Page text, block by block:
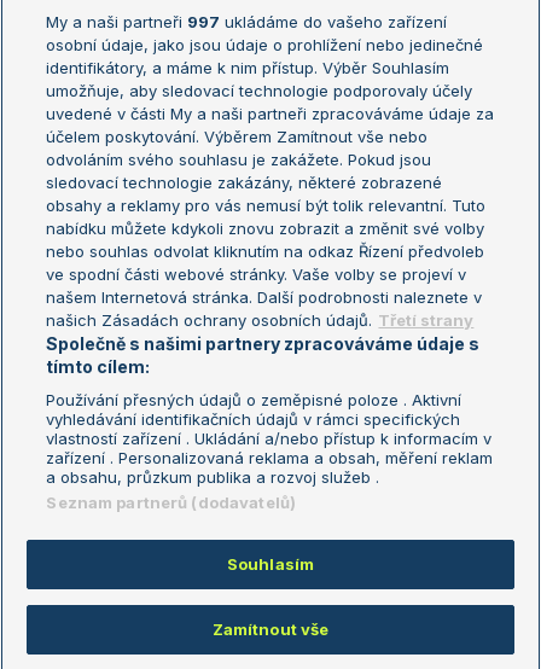
Žebříček ATP (muži)
Žebříček WTA (ženy)
Sázkařský žebříček
Australian Open
French Open
Wimbledon
US Open
Turnaj mistrů
Turnaj mistryň
Aktualní trendy
Fotbalové přestupy
Livesport Daily
LS Prague Open
Podmínky užití
Nastavení soukromí
GDPR a žurnalistika
Reklama
Kontakt
Informace o zpracování osobních
údajů
Copyright © 2008-2026 TenisPortal.cz. Využíváme zpravodajství ČTK.
My a naši partneři 997 ukládáme do vašeho zařízení
osobní údaje, jako jsou údaje o prohlížení nebo jedinečné
identifikátory, a máme k nim přístup. Výběr Souhlasím
umožňuje, aby sledovací technologie podporovaly účely
uvedené v části My a naši partneři zpracováváme údaje za
účelem poskytování. Výběrem Zamítnout vše nebo
odvoláním svého souhlasu je zakážete. Pokud jsou
sledovací technologie zakázány, některé zobrazené
obsahy a reklamy pro vás nemusí být tolik relevantní. Tuto
nabídku můžete kdykoli znovu zobrazit a změnit své volby
nebo souhlas odvolat kliknutím na odkaz Řízení předvoleb
ve spodní části webové stránky. Vaše volby se projeví v
našem Internetová stránka. Další podrobnosti naleznete v
našich Zásadách ochrany osobních údajů. Třetí strany
Společně s našimi partnery zpracováváme údaje s
tímto cílem:
Používání přesných údajů o zeměpisné poloze . Aktivní
vyhledávání identifikačních údajů v rámci specifických
vlastností zařízení . Ukládání a/nebo přístup k informacím v
zařízení . Personalizovaná reklama a obsah, měření reklam
a obsahu, průzkum publika a rozvoj služeb .
Seznam partnerů (dodavatelů)
Souhlasím
Zamítnout vše